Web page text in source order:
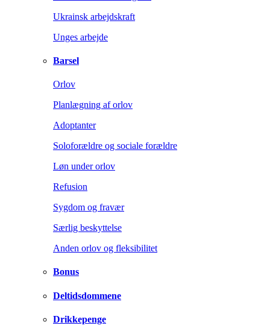
Ukrainsk arbejdskraft
Unges arbejde
Barsel
Orlov
Planlægning af orlov
Adoptanter
Soloforældre og sociale forældre
Løn under orlov
Refusion
Sygdom og fravær
Særlig beskyttelse
Anden orlov og fleksibilitet
Bonus
Deltidsdommene
Drikkepenge